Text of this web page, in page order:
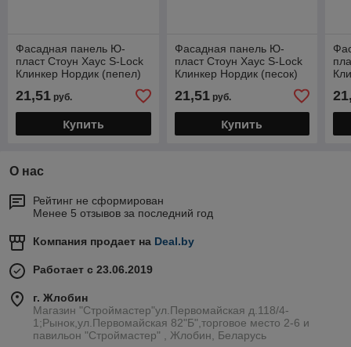
Фасадная панель Ю-
пласт Стоун Хаус S-Lock
Клинкер Нордик (пепел)
21,51 руб.
Купить
Фасадная панель Ю-
пласт Стоун Хаус S-Lock
Клинкер Нордик (песок)
21,51руб.
Купить
О нас
Рейтинг не сформирован
Менее 5 отзывов за последний год
Компания продает на Deal.by
Работает с 23.06.2019
г. Жлобин
Магазин "Строймастер"ул.Первомайская д.118/4-
1;Рынок,ул.Первомайская 82"Б",торговое место 2-6 и
павильон "Строймастер" , Жлобин, Беларусь